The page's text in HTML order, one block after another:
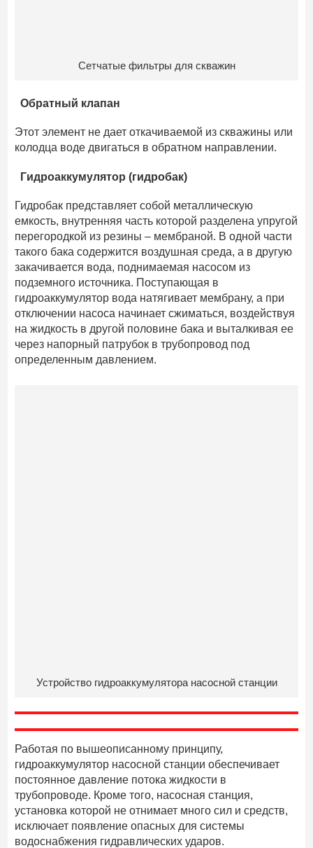
Сетчатые фильтры для скважин
Обратный клапан
Этот элемент не дает откачиваемой из скважины или
колодца воде двигаться в обратном направлении.
Гидроаккумулятор (гидробак)
Гидробак представляет собой металлическую
емкость, внутренняя часть которой разделена упругой
перегородкой из резины – мембраной. В одной части
такого бака содержится воздушная среда, а в другую
закачивается вода, поднимаемая насосом из
подземного источника. Поступающая в
гидроаккумулятор вода натягивает мембрану, а при
отключении насоса начинает сжиматься, воздействуя
на жидкость в другой половине бака и выталкивая ее
через напорный патрубок в трубопровод под
определенным давлением.
Устройство гидроаккумулятора насосной станции
Работая по вышеописанному принципу,
гидроаккумулятор насосной станции обеспечивает
постоянное давление потока жидкости в
трубопроводе. Кроме того, насосная станция,
установка которой не отнимает много сил и средств,
исключает появление опасных для системы
водоснабжения гидравлических ударов.